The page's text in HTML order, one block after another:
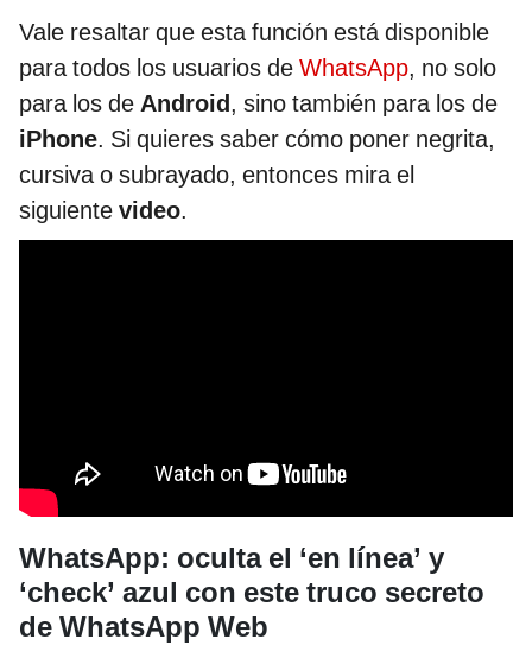
Vale resaltar que esta función está disponible
para todos los usuarios de WhatsApp, no solo
para los de Android, sino también para los de
iPhone. Si quieres saber cómo poner negrita,
cursiva o subrayado, entonces mira el
siguiente video.
WhatsApp: oculta el ‘en línea’ y
‘check’ azul con este truco secreto
de WhatsApp Web